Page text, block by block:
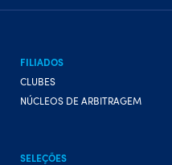
FILIADOS
CLUBES
NÚCLEOS DE ARBITRAGEM
SELEÇÕES